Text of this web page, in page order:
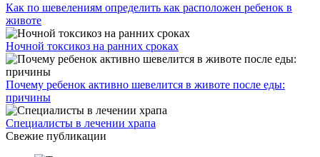
Как по шевелениям определить как расположен ребенок в
животе
Ночной токсикоз на ранних сроках
Почему ребенок активно шевелится в животе после еды:
причины
Специалисты в лечении храпа
Свежие публикации